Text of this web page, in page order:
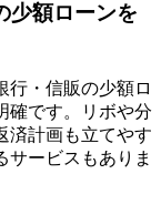
少額ローンを
行・信販の少額ロ
確です。リボや分
済計画も立てやす
サービスもありま